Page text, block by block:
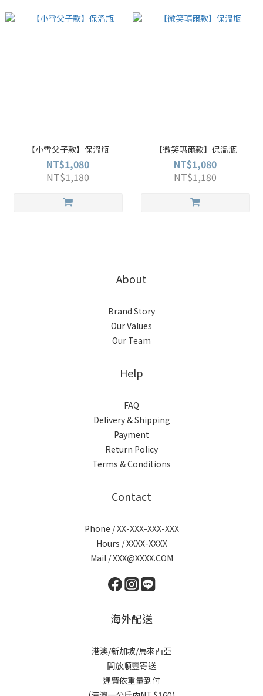
【小雪父子款】保溫瓶
NT$1,080
NT$1,180
【微笑瑪爾款】保溫瓶
NT$1,080
NT$1,180
About
Brand Story
Our Values
Our Team
Help
FAQ
Delivery & Shipping
Payment
Return Policy
Terms & Conditions
Contact
Phone / XX-XXX-XXX-XXX
Hours / XXXX-XXXX
Mail / XXX@XXXX.COM
海外配送
港澳/新加坡/馬來西亞
開放順豐寄送
運費依重量到付